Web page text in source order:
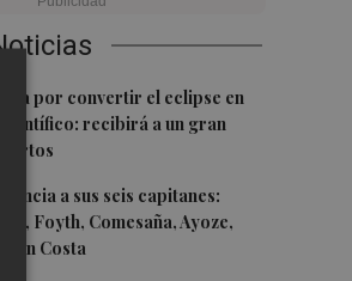
por convertir el eclipse en
científico: recibirá a un gran
a sus seis capitanes:
Foyth, Comesaña, Ayoze,
Costa